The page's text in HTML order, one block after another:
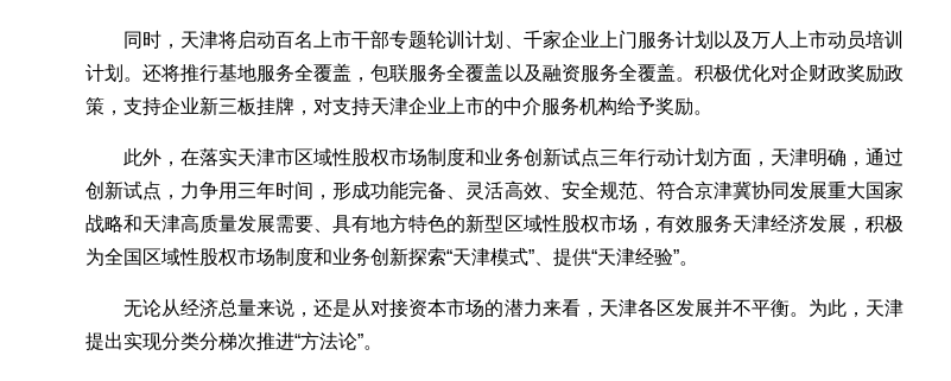
同时，天津将启动百名上市干部专题轮训计划、千家企业上门服务计划以及万人上市动员培训
计划。还将推行基地服务全覆盖，包联服务全覆盖以及融资服务全覆盖。积极优化对企财政奖励政
策，支持企业新三板挂牌，对支持天津企业上市的中介服务机构给予奖励。
此外，在落实天津市区域性股权市场制度和业务创新试点三年行动计划方面，天津明确，通过
创新试点，力争用三年时间，形成功能完备、灵活高效、安全规范、符合京津冀协同发展重大国家
战略和天津高质量发展需要、具有地方特色的新型区域性股权市场，有效服务天津经济发展，积极
为全国区域性股权市场制度和业务创新探索“天津模式”、提供“天津经验”。
无论从经济总量来说，还是从对接资本市场的潜力来看，天津各区发展并不平衡。为此，天津
提出实现分类分梯次推进“方法论”。